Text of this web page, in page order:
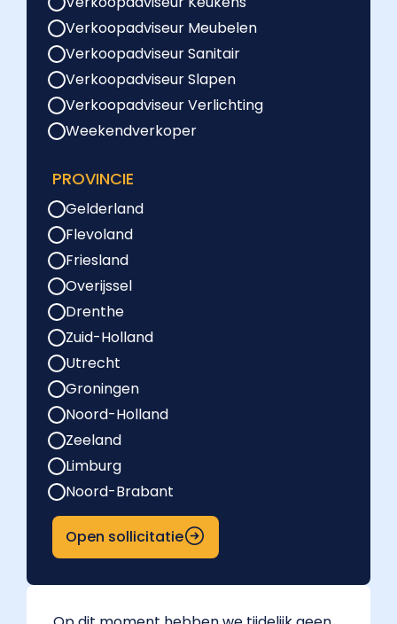
Verkoopadviseur Meubelen
Verkoopadviseur Sanitair
Verkoopadviseur Slapen
Verkoopadviseur Verlichting
Weekendverkoper
PROVINCIE
Gelderland
Flevoland
Friesland
Overijssel
Drenthe
Zuid-Holland
Utrecht
Groningen
Noord-Holland
Zeeland
Limburg
Noord-Brabant
Open sollicitatie